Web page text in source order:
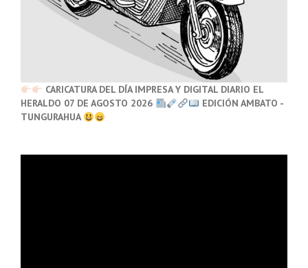
CARICATURA DEL DÍA IMPRESA Y DIGITAL DIARIO EL
HERALDO 07 DE AGOSTO 2026
EDICIÓN AMBATO -
TUNGURAHUA